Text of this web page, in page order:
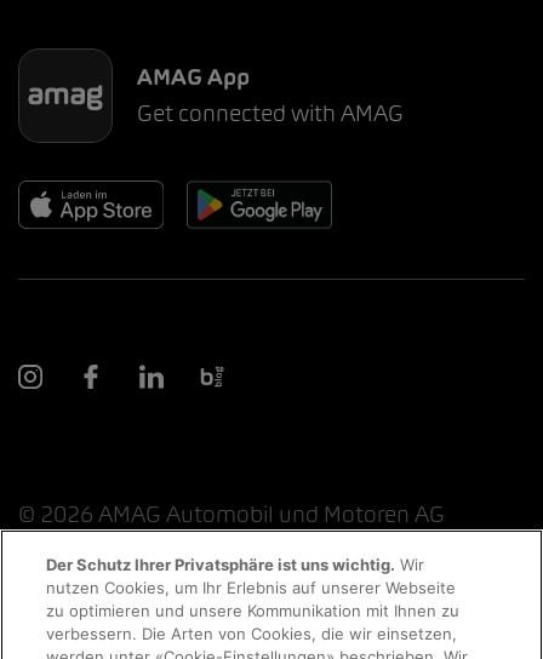
Probefahrt
AMAG App
Get connected with AMAG
© 2026 AMAG Automobil und Motoren AG
Datenschutzerklärung Rechtliche Hinweise
Der Schutz Ihrer Privatsphäre ist uns wichtig. Wir
nutzen Cookies, um Ihr Erlebnis auf unserer Webseite
zu optimieren und unsere Kommunikation mit Ihnen zu
verbessern. Die Arten von Cookies, die wir einsetzen,